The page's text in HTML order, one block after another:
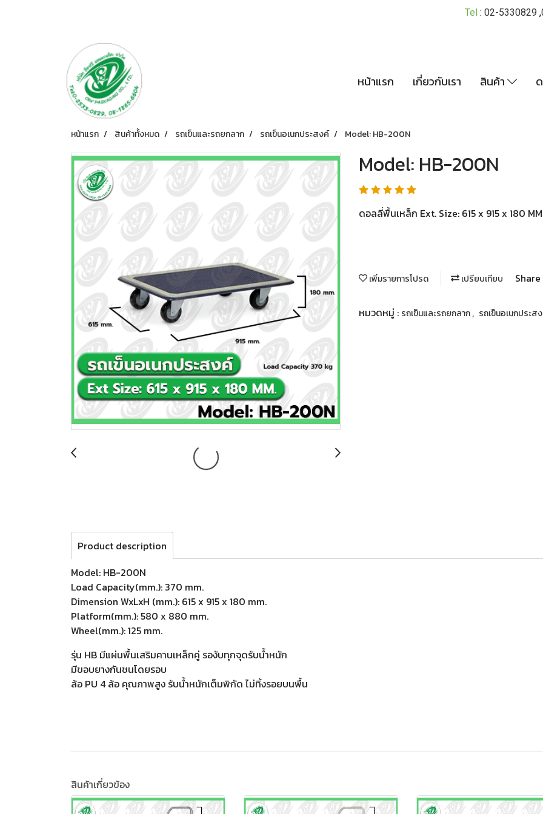
Tel : 02-5330829 ,
หน้าแรก เกี่ยวกับเรา สินค้า
หน้าแรก สินค้าทั้งหมด รถเข็นและรถยกลาก รถเข็นอเนกประสงค์ Model: HB-200N
Model: HB-200N
ดอลลี่พื้นเหล็ก Ext. Size: 615 x 915 x 180
เพิ่มรายการโปรด เปรียบเทียบ Share
หมวดหมู่ : รถเข็นและรถยกลาก, รถเข็นอเนกประส
Product description
Model: HB-200N
Load Capacity(mm.): 370 mm.
Dimension WxLxH (mm.): 615 x 915 x 180 mm.
Platform(mm.): 580 x 880 mm.
Wheel(mm.): 125 mm.
รุ่น HB มีแผ่นพื้นเสริมคานเหล็กคู่ รองับทุกจุดรับน้ำหนัก
มีขอบยางกันชนโดยรอบ
ล้อ PU 4 ล้อ คุณภาพสูง รับน้ำหนักเต็มพิกัด ไม่ทิ้งรอยบนพื้น
สินค้าเกี่ยวข้อง